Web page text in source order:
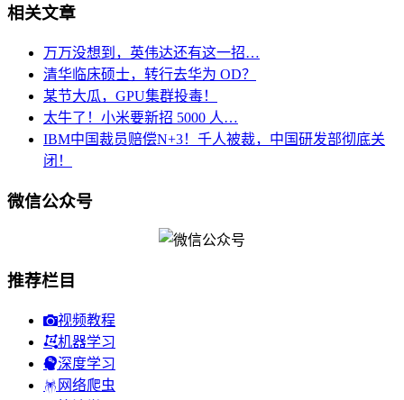
相关文章
万万没想到，英伟达还有这一招…
清华临床硕士，转行去华为 OD？
某节大瓜，GPU集群投毒！
太牛了！小米要新招 5000 人…
IBM中国裁员赔偿N+3！千人被裁，中国研发部彻底关
闭！
微信公众号
推荐栏目
视频教程
机器学习
深度学习
网络爬虫